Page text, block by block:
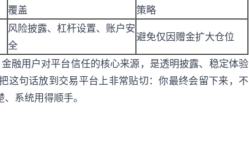
覆盖
策略
风险披露、杠杆设置、账户安
全
避免仅因赠金扩大仓位
融用户对平台信任的核心来源，是透明披露、稳定体验
这句话放到交易平台上非常贴切：你最终会留下来，不
系统用得顺手。